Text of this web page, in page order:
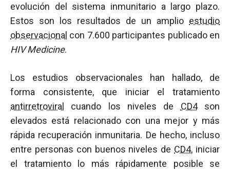
evolución del sistema inmunitario a largo plazo.
Estos son los resultados de un amplio estudio
observacional con 7.600 participantes publicado en
HIV Medicine.
Los estudios observacionales han hallado, de
forma consistente, que iniciar el tratamiento
antirretroviral
cuando los niveles de CD4son
elevados está relacionado con una mejor y más
rápida recuperación inmunitaria. De hecho, incluso
entre personas con buenos niveles de CD4, iniciar
el tratamiento lo más rápidamente posible se